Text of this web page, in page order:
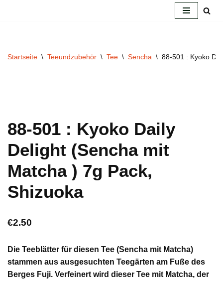
Startseite \ Teeundzubehör \ Tee \ Sencha \ 88-501 : Kyoko
88-501 : Kyoko Daily
Delight (Sencha mit
Matcha ) 7g Pack,
Shizuoka
€2.50
Die Teeblätter für diesen Tee (Sencha mit Matcha)
stammen aus ausgesuchten Teegärten am Fuße des
Berges Fuji. Verfeinert wird dieser Tee mit Matcha, der